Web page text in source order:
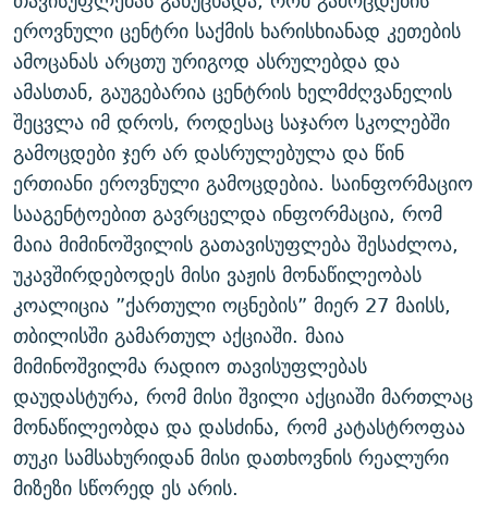
ᲐᲒᲕᲘᲡᲢᲝᲡ ᲝᲛᲘ
ПРИВЕТ ᲙᲣᲚᲢᲣᲠᲐ
ეროვნული ცენტრი საქმის ხარისხიანად კეთების
ამოცანას არცთუ ურიგოდ ასრულებდა და
ამასთან, გაუგებარია ცენტრის ხელმძღვანელის
შეცვლა იმ დროს, როდესაც საჯარო სკოლებში
გამოცდები ჯერ არ დასრულებულა და წინ
ერთიანი ეროვნული გამოცდებია. საინფორმაციო
სააგენტოებით გავრცელდა ინფორმაცია, რომ
მაია მიმინოშვილის გათავისუფლება შესაძლოა,
უკავშირდებოდეს მისი ვაჟის მონაწილეობას
კოალიცია ”ქართული ოცნების” მიერ 27 მაისს,
თბილისში გამართულ აქციაში. მაია
მიმინოშვილმა რადიო თავისუფლებას
დაუდასტურა, რომ მისი შვილი აქციაში მართლაც
მონაწილეობდა და დასძინა, რომ კატასტროფაა
თუკი სამსახურიდან მისი დათხოვნის რეალური
მიზეზი სწორედ ეს არის.